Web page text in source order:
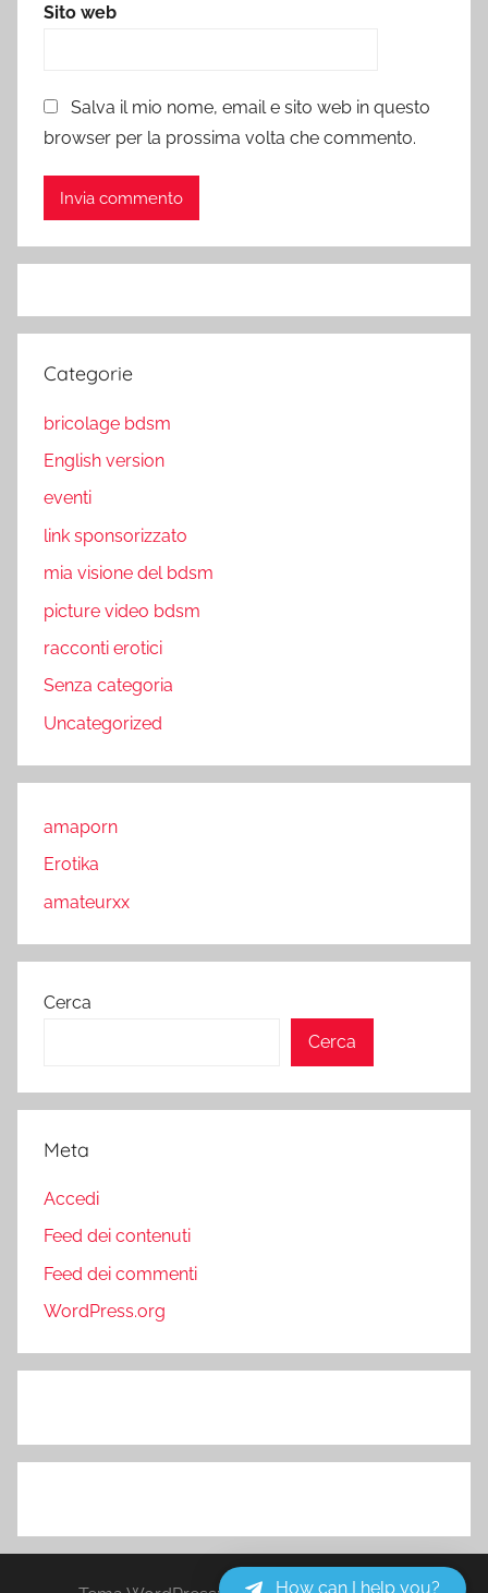
Sito web
Salva il mio nome, email e sito web in questo
browser per la prossima volta che commento.
Categorie
bricolage bdsm
English version
eventi
link sponsorizzato
mia visione del bdsm
picture video bdsm
racconti erotici
Senza categoria
Uncategorized
amaporn
Erotika
amateurxx
Cerca
Cerca
Meta
Accedi
Feed dei contenuti
Feed dei commenti
WordPress.org
How can I help you?